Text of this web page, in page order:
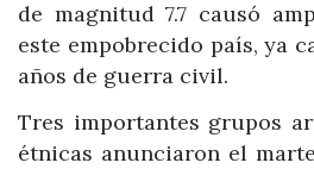
de magnitud 7.7 causó
este empobrecido país, ya
años de guerra civil.
Tres importantes grupos
étnicas anunciaron el